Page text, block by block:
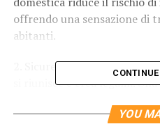
offrendo una sensazione di
abitanti.
2. Sicurezza familiare: La
si riunisce e crea legami.
crescere e svilupparsi in un
YOU